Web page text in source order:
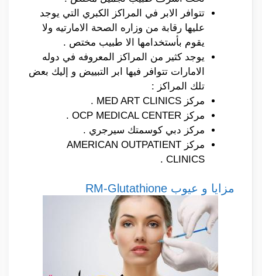
تتوافر الابر في المراكز الكبري التي يوجد
عليها رقابة من وزاره الصحة الامارتيه ولا
يقوم بأستخدامها الا طبيب مختص .
يوجد كثير من المراكز المعروفه في دوله
الامارات تتوافر فيها ابر التبييض و إليك بعض
تلك المراكز :
مركز MED ART CLINICS .
مركز OCP MEDICAL CENTER .
مركز دبي كوسمتك سيرجري .
مركز AMERICAN OUTPATIENT
CLINICS .
مزايا و عيوب RM-Glutathione